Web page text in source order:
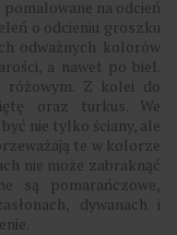
na odcień
o odcieniu groszku
odważnych kolorów
a nawet po biel.
różowym. Z kolei do
oraz turkus. We
nie tylko ściany, ale
te w kolorze
nie może zabraknąć
są pomarańczowe,
dywanach i